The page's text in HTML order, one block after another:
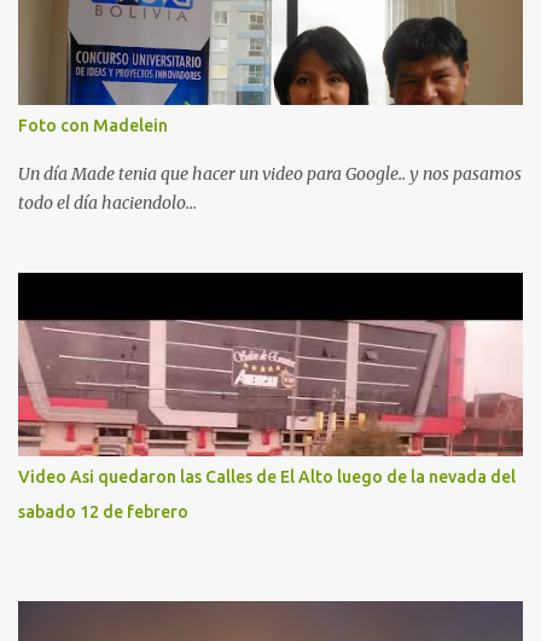
Foto con Madelein
Un día Made tenia que hacer un video para Google.. y nos pasamos
todo el día haciendolo...
Video Asi quedaron las Calles de El Alto luego de la nevada del
sabado 12 de febrero